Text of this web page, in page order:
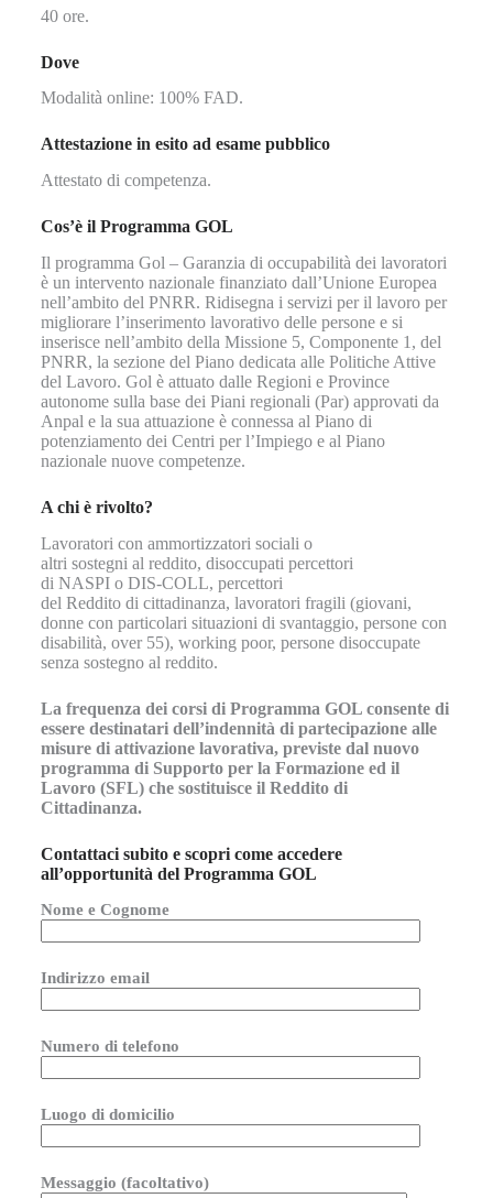
40 ore.
Dove
Modalità online: 100% FAD.
Attestazione in esito ad esame pubblico
Attestato di competenza.
Cos’è il Programma GOL
Il programma Gol – Garanzia di occupabilità dei lavoratori
è un intervento nazionale finanziato dall’Unione Europea
nell’ambito del PNRR. Ridisegna i servizi per il lavoro per
migliorare l’inserimento lavorativo delle persone e si
inserisce nell’ambito della Missione 5, Componente 1, del
PNRR, la sezione del Piano dedicata alle Politiche Attive
del Lavoro. Gol è attuato dalle Regioni e Province
autonome sulla base dei Piani regionali (Par) approvati da
Anpal e la sua attuazione è connessa al Piano di
potenziamento dei Centri per l’Impiego e al Piano
nazionale nuove competenze.
A chi è rivolto?
Lavoratori con ammortizzatori sociali o
altri sostegni al reddito, disoccupati percettori
di NASPI o DIS-COLL, percettori
del Reddito di cittadinanza, lavoratori fragili (giovani,
donne con particolari situazioni di svantaggio, persone con
disabilità, over 55), working poor, persone disoccupate
senza sostegno al reddito.
La frequenza dei corsi di Programma GOL consente di
essere destinatari dell’indennità di partecipazione alle
misure di attivazione lavorativa, previste dal nuovo
programma di Supporto per la Formazione ed il
Lavoro (SFL) che sostituisce il Reddito di
Cittadinanza.
Contattaci subito e scopri come accedere
all’opportunità del Programma GOL
Nome e Cognome
Indirizzo email
Numero di telefono
Luogo di domicilio
Messaggio (facoltativo)